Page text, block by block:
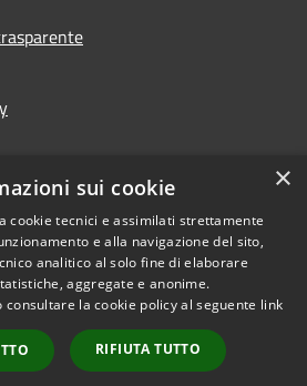
Copyright © 2026 • Comune di
Gizzeria • Powered by
Municipium•
Accesso
redazione
×
sui cookie
cookie tecnici e assimilati strettamente
e alla navigazione del sito,
analitico al solo fine di elaborare
aggregate e anonime.
la cookie policy al seguente link
RIFIUTA TUTTO